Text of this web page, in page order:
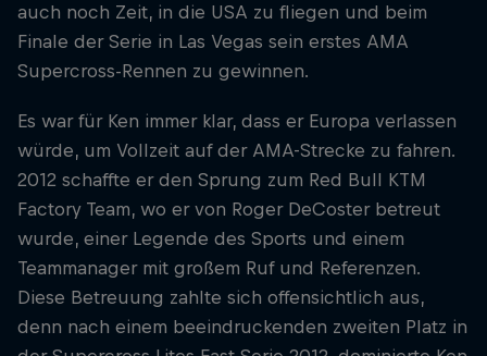
auch noch Zeit, in die USA zu fliegen und beim
Finale der Serie in Las Vegas sein erstes AMA
Supercross-Rennen zu gewinnen.
Es war für Ken immer klar, dass er Europa verlassen
würde, um Vollzeit auf der AMA-Strecke zu fahren.
2012 schaffte er den Sprung zum Red Bull KTM
Factory Team, wo er von Roger DeCoster betreut
wurde, einer Legende des Sports und einem
Teammanager mit großem Ruf und Referenzen.
Diese Betreuung zahlte sich offensichtlich aus,
denn nach einem beeindruckenden zweiten Platz in